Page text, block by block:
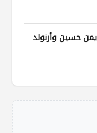
حسين وأرنولد